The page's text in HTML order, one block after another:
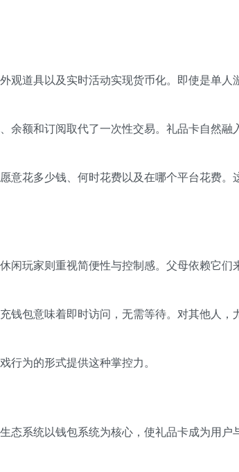
观道具以及实时活动实现货币化。即使是单人
余额和订阅取代了一次性交易。礼品卡自然融
意花多少钱、何时花费以及在哪个平台花费。
闲玩家则重视简便性与控制感。父母依赖它们
包意味着即时访问，无需等待。对其他人，
为的形式提供这种掌控力。
态系统以钱包系统为核心，使礼品卡成为用户